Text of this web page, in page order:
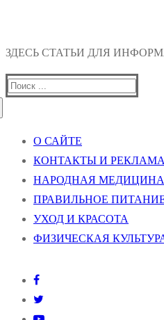
ЗДЕСЬ СТАТЬИ ДЛЯ
Найти:
О САЙТЕ
КОНТАКТЫ И РЕКЛАМА
НАРОДНАЯ МЕДИЦИНА
ПРАВИЛЬНОЕ
УХОД И КРАСОТА
ФИЗИЧЕСКАЯ